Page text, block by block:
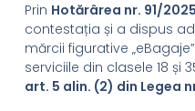
Prin Hotărârea nr. 91/2025
contestația și a dispus
mărcii figurative
serviciile din clasele 18 și
art. 5 alin. (2) din Legea